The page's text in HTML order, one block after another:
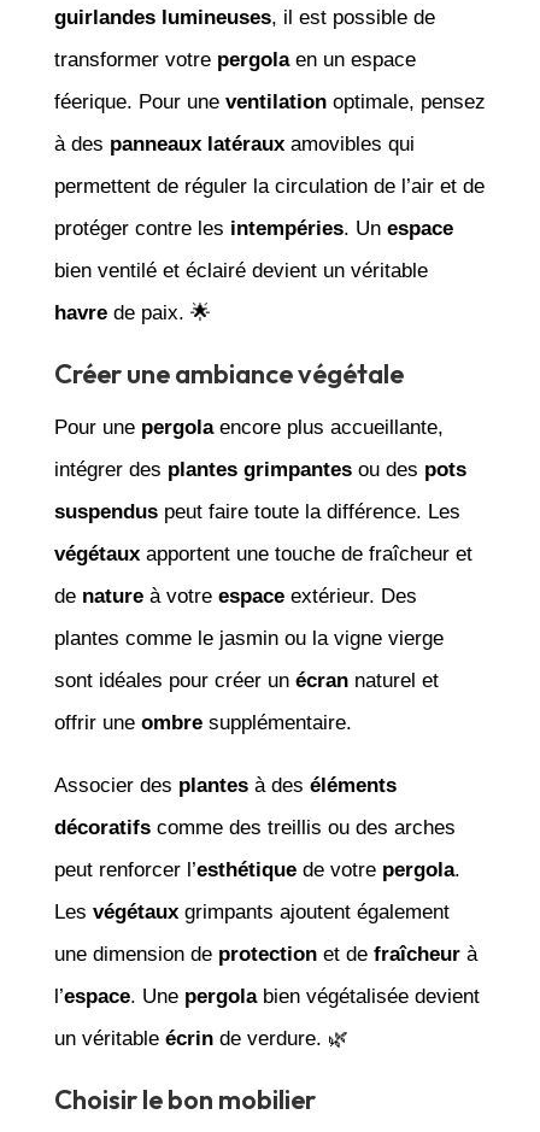
guirlandes lumineuses, il est possible de
transformer votre pergolaen un espace
féerique. Pour une ventilationoptimale, pensez
à des panneaux latérauxamovibles qui
permettent de réguler la circulation de l’air et de
protéger contre les intempéries. Un espace
bien ventilé et éclairé devient un véritable
havrede paix. 🌟
Créer une ambiance végétale
Pour une pergolaencore plus accueillante,
intégrer des plantes grimpantesou des pots
suspenduspeut faire toute la différence. Les
végétauxapportent une touche de fraîcheur et
de natureà votre espaceextérieur. Des
plantes comme le jasmin ou la vigne vierge
sont idéales pour créer un écrannaturel et
offrir une ombresupplémentaire.
Associer des plantesà des éléments
décoratifscomme des treillis ou des arches
peut renforcer l’esthétiquede votre pergola.
Les végétauxgrimpants ajoutent également
une dimension de protectionet de fraîcheurà
l’espace. Une pergolabien végétalisée devient
un véritable écrinde verdure. 🌿
Choisir le bon mobilier